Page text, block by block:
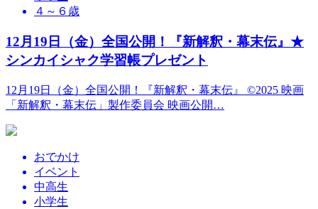
４～６歳
12月19日（金）全国公開！『新解釈・幕末伝』★
シンカイシャク学習帳プレゼント
12月19日（金）全国公開！『新解釈・幕末伝』 ©2025 映画
「新解釈・幕末伝」製作委員会 映画公開…
おでかけ
イベント
中高生
小学生